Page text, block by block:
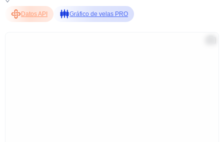
Datos API Gráfico de velas PRO